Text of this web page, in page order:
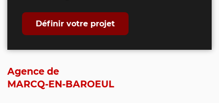
Définir votre projet
Agence de
MARCQ-EN-BAROEUL